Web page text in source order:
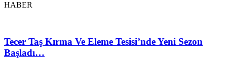
HABER
Tecer Taş Kırma Ve Eleme Tesisi’nde Yeni Sezon
Başladı…